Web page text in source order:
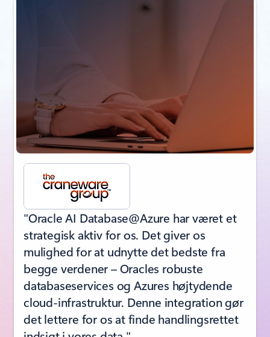
"Oracle AI Database@Azure har været et
strategisk aktiv for os. Det giver os
mulighed for at udnytte det bedste fra
begge verdener – Oracles robuste
databaseservices og Azures højtydende
cloud-infrastruktur. Denne integration gør
det lettere for os at finde handlingsrettet